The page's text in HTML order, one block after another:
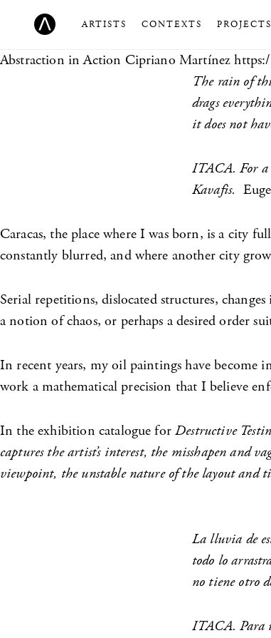
ARTISTS CONTEXTS PROJECTS
Abstraction in Action Cipriano Martínez
The rain of
drags
it does not
ITACA. For a
Kavafis.
Caracas, the place where I was born, is a city
constantly blurred, and where another city
Serial repetitions, dislocated structures,
a notion of chaos, or perhaps a desired order
In recent years, my oil paintings have become
work a mathematical precision that I believe
In the exhibition catalogue forDestructive
captures the artist’s interest, the misshapen and
viewpoint, the unstable nature of the layout and
La lluvia de
todo lo
no tiene otro
ITACA. Para